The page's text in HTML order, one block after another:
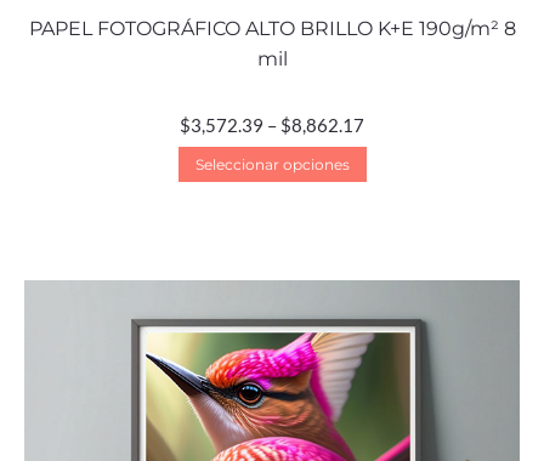
PAPEL FOTOGRÁFICO ALTO BRILLO K+E 190g/m² 8
mil
$3,572.39 – $8,862.17
Seleccionar opciones